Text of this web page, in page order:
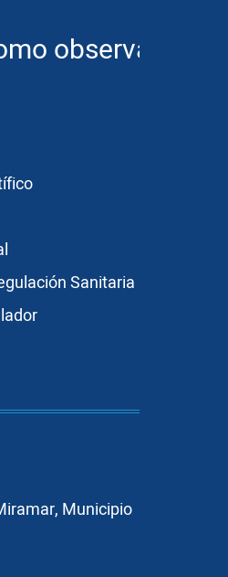
observador de
Sanitaria
Municipio